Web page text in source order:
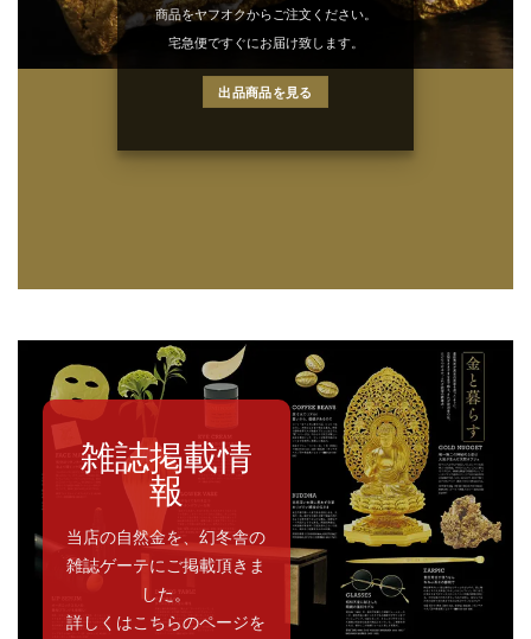
商品をヤフオクからご注文ください。
宅急便ですぐにお届け致します。
出品商品を見る
雑誌掲載情
報
当店の自然金を、幻冬舎の
雑誌ゲーテにご掲載頂きま
した。
詳しくはこちらのページを